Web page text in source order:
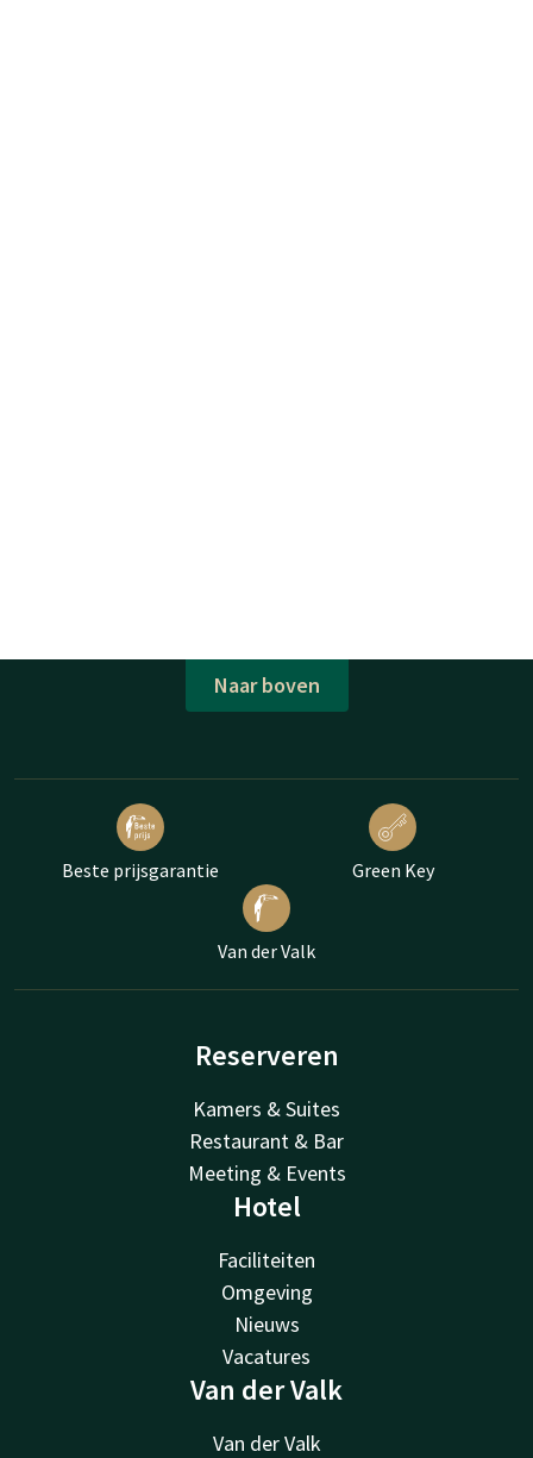
Naar boven
Beste prijsgarantie Green Key
Van der Valk
Reserveren
Kamers & Suites
Restaurant & Bar
Meeting & Events
Hotel
Faciliteiten
Omgeving
Nieuws
Vacatures
Van der Valk
Van der Valk